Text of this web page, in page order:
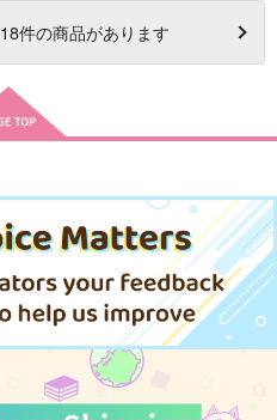
18件の商品があります